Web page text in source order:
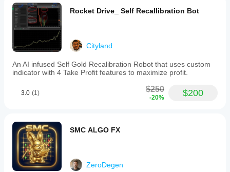
Rocket Drive_ Self Recallibration Bot
Cityland
An AI infused Self Gold Recalibration Robot that uses custom
indicator with 4 Take Profit features to maximize profit.
3.0 (1) $250
-20% $200
SMC ALGO FX
ZeroDegen